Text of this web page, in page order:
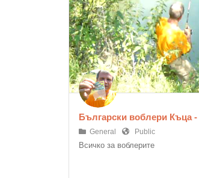
Български воблери Къца
General Public
Всичко за воблерите